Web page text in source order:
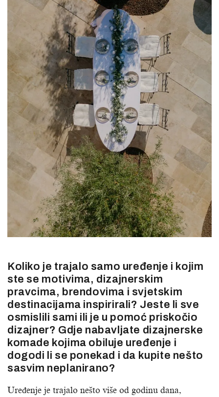
Koliko je trajalo samo uređenje i kojim
ste se motivima, dizajnerskim
pravcima, brendovima i svjetskim
destinacijama inspirirali? Jeste li sve
osmislili sami ili je u pomoć priskočio
dizajner? Gdje nabavljate dizajnerske
komade kojima obiluje uređenje i
dogodi li se ponekad i da kupite nešto
sasvim neplanirano?
Uređenje je trajalo nešto više od godinu dana,